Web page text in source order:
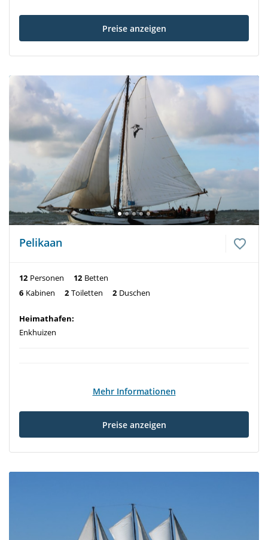
Preise anzeigen
Pelikaan
12 Personen 12 Betten
6 Kabinen 2 Toiletten 2 Duschen
Heimathafen:
Enkhuizen
Mehr Informationen
Preise anzeigen